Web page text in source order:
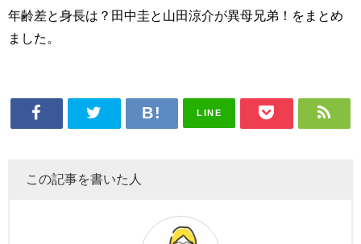
年齢差と身長は？田中圭と山田涼介が異母兄弟！をまとめ
ました。
LINE
この記事を書いた人